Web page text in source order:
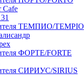
Cafe
ТЕМПИО/TEMPIO
ФОРТЕ/FORTE
СИРИУС/SIRIUS